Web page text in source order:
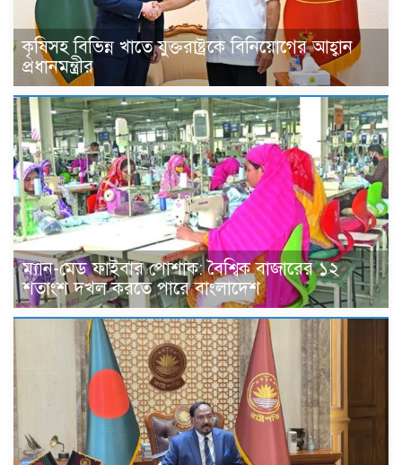
কৃষিসহ বিভিন্ন খাতে যুক্তরাষ্ট্রকে বিনিয়োগের আহ্বান
প্রধানমন্ত্রীর
ম্যান-মেড ফাইবার পোশাক: বৈশ্বিক বাজারের ১২
শতাংশ দখল করতে পারে বাংলাদেশ